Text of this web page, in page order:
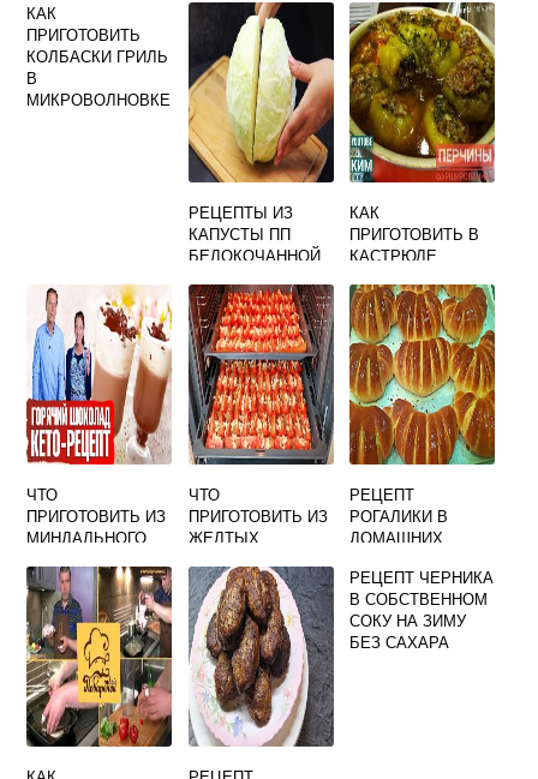
КАК
ПРИГОТОВИТЬ
КОЛБАСКИ ГРИЛЬ
В
МИКРОВОЛНОВКЕ
РЕЦЕПТЫ ИЗ
КАПУСТЫ ПП
БЕЛОКОЧАННОЙ
КАК
ПРИГОТОВИТЬ В
КАСТРЮЛЕ
ГОЛУБЦЫ
ЧТО
ПРИГОТОВИТЬ ИЗ
МИНДАЛЬНОГО
ЧТО
ПРИГОТОВИТЬ ИЗ
ЖЕЛТЫХ
РЕЦЕПТ
РОГАЛИКИ В
ДОМАШНИХ
РЕЦЕПТ ЧЕРНИКА
В СОБСТВЕННОМ
СОКУ НА ЗИМУ
БЕЗ САХАРА